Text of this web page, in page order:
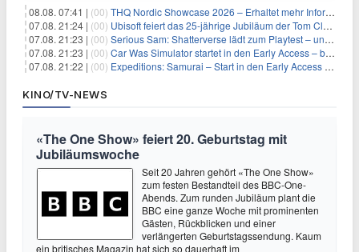
08.08. 07:41 | (00) THQ Nordic Showcase 2026 – Erhaltet mehr Informationen
07.08. 21:24 | (00) Ubisoft feiert das 25-jährige Jubiläum der Tom Clancy’s Ghost Recon-Reihe
07.08. 21:23 | (00) Serious Sam: Shatterverse lädt zum Playtest – und erscheint schon bald!
07.08. 21:23 | (00) Car Was Simulator startet in den Early Access – bald gehts los!
07.08. 21:22 | (00) Expeditions: Samurai – Start in den Early Access ab heute im feudalen Japan
KINO/TV-NEWS
«The One Show» feiert 20. Geburtstag mit
Jubiläumswoche
Seit 20 Jahren gehört «The One Show»
zum festen Bestandteil des BBC-One-
Abends. Zum runden Jubiläum plant die
BBC eine ganze Woche mit prominenten
Gästen, Rückblicken und einer
verlängerten Geburtstagssendung. Kaum
ein britisches Magazin hat sich so dauerhaft im